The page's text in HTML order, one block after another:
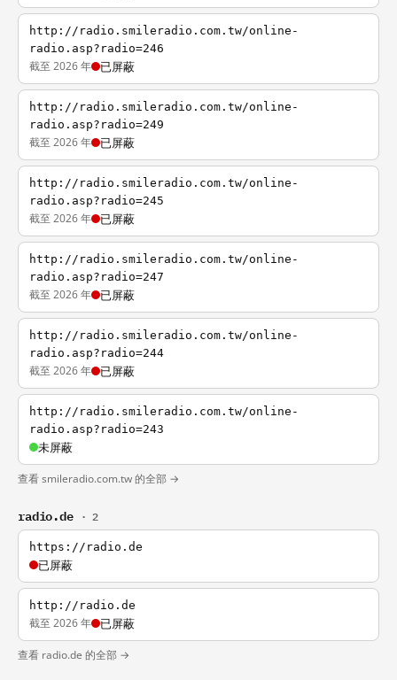
http://radio.smileradio.com.tw/online-
radio.asp?radio=246
截至 2026 年 已屏蔽
http://radio.smileradio.com.tw/online-
radio.asp?radio=249
截至 2026 年 已屏蔽
http://radio.smileradio.com.tw/online-
radio.asp?radio=245
截至 2026 年 已屏蔽
http://radio.smileradio.com.tw/online-
radio.asp?radio=247
截至 2026 年 已屏蔽
http://radio.smileradio.com.tw/online-
radio.asp?radio=244
截至 2026 年 已屏蔽
http://radio.smileradio.com.tw/online-
radio.asp?radio=243
未屏蔽
查看 smileradio.com.tw 的全部 →
radio.de · 2
https://radio.de
已屏蔽
http://radio.de
截至 2026 年 已屏蔽
查看 radio.de 的全部 →